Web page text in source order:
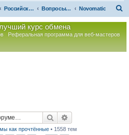
Российская Ассоциация Развития Игорного Бизнеса Вопросы по игорному оборудованию Novomatic
курс обмена
Реферальная программа для веб-мастеров
Поиск
как прочтённые • 1558 тем